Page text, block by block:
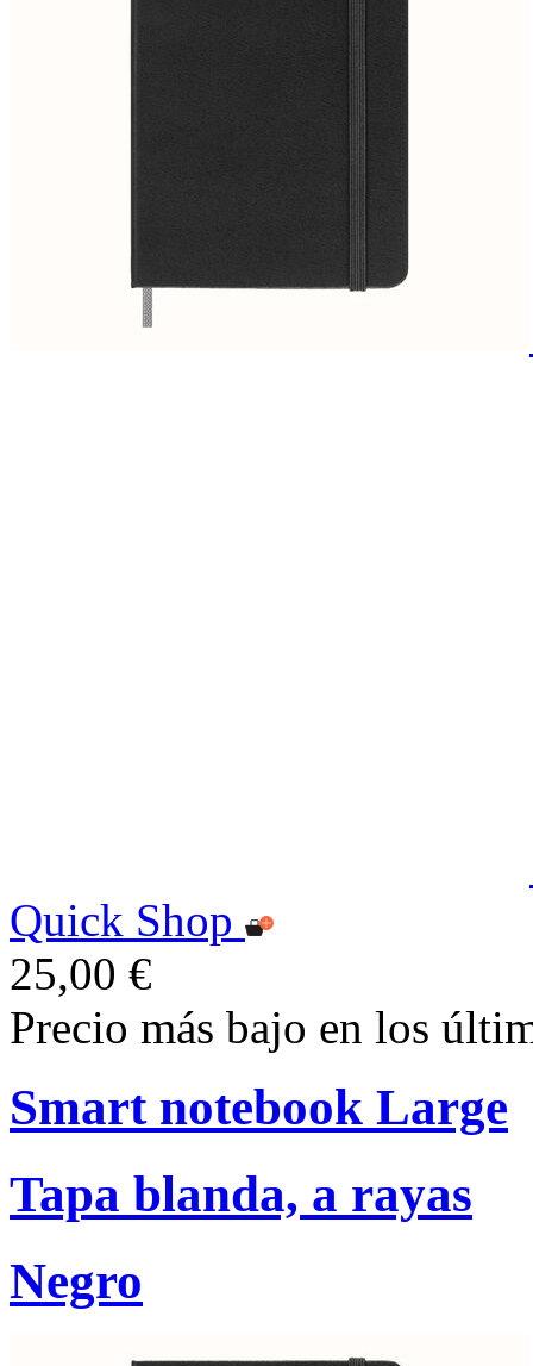
Quick Shop
25,00 €
Precio más bajo en los
Smart notebook Large
Tapa blanda, a rayas
Negro